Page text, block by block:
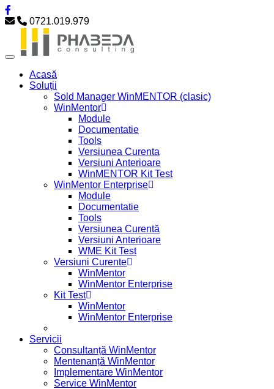
0721.019.979
Acasă
Soluții
Sold Manager WinMENTOR (clasic)
WinMentor
Module
Documentatie
Tools
Versiunea Curenta
Versiuni Anterioare
WinMENTOR Kit Test
WinMentor Enterprise
Module
Documentatie
Tools
Versiunea Curentă
Versiuni Anterioare
WME Kit Test
Versiuni Curente
WinMentor
WinMentor Enterprise
Kit Test
WinMentor
WinMentor Enterprise
Servicii
Consultanță WinMentor
Mentenanță WinMentor
Implementare WinMentor
Service WinMentor